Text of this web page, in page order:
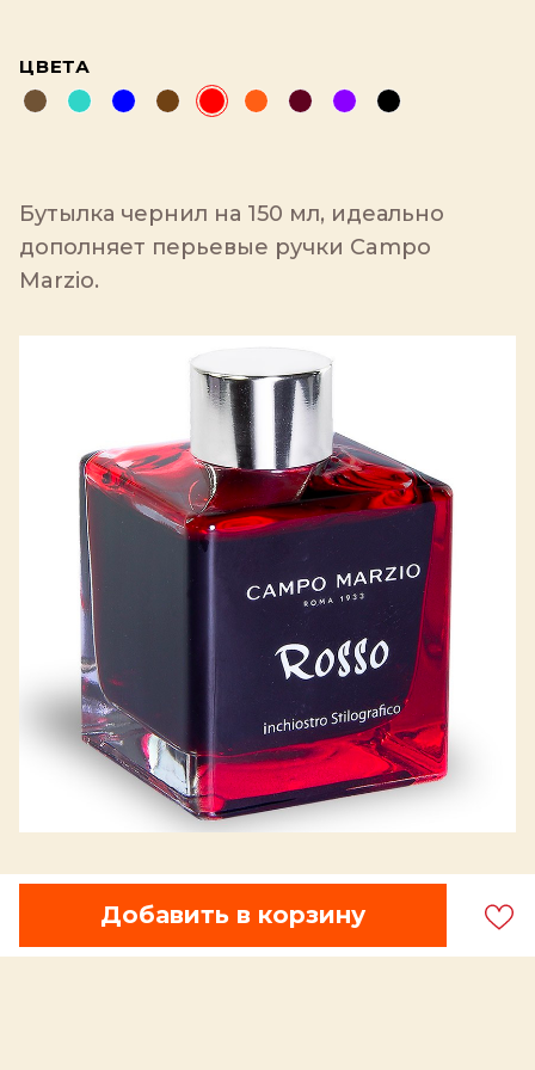
ЦВЕТА
Бутылка чернил на 150 мл, идеально
дополняет перьевые ручки Campo
Marzio.
Добавить в корзину